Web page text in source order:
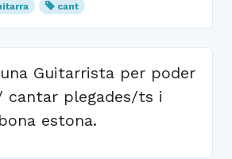
cant
Guitarrista per poder
cantar plegades/ts i
estona.